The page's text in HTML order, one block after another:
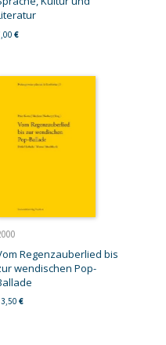
€
Regenzauberlied bis
wendischen Pop-
€